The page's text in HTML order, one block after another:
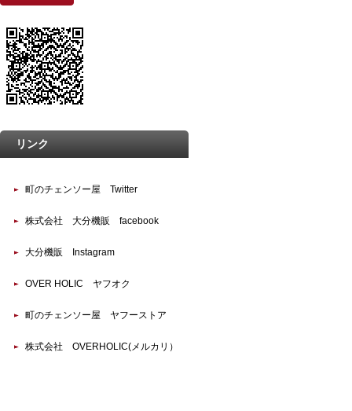
リンク
町のチェンソー屋 Twitter
株式会社 大分機販 facebook
大分機販 Instagram
OVER HOLIC ヤフオク
町のチェンソー屋 ヤフーストア
株式会社 OVERHOLIC(メルカリ）